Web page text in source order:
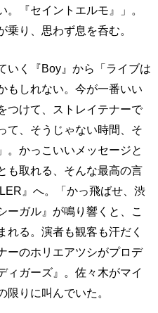
『セイントエルモ』」。
り、思わず息を呑む。
いく『Boy』から「ライブは
もしれない。今が一番いい
つけて、ストレイテナーで
て、そうじゃない時間、そ
。かっこいいメッセージと
も取れる、そんな最高の言
』へ。「かっ飛ばせ、渋
ーガル』が鳴り響くと、こ
れる。演者も観客も汗だく
ーのホリエアツシがプロデ
ィガーズ』。佐々木がマイ
限りに叫んでいた。